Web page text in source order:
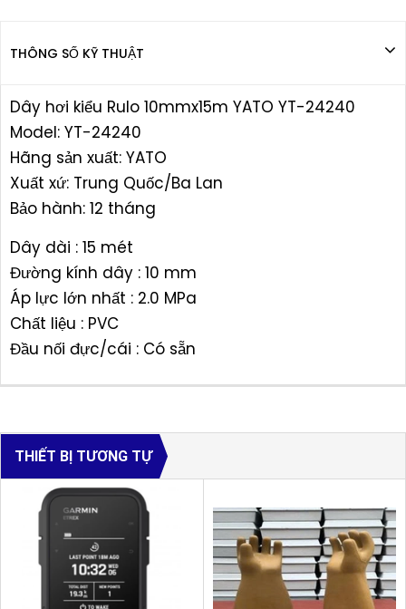
THÔNG SỐ KỸ THUẬT
Dây hơi kiểu Rulo 10mmx15m YATO YT-24240
Model: YT-24240
Hãng sản xuất: YATO
Xuất xứ: Trung Quốc/Ba Lan
Bảo hành: 12 tháng
Dây dài : 15 mét
Đường kính dây : 10 mm
Áp lực lớn nhất : 2.0 MPa
Chất liệu : PVC
Đầu nối đực/cái : Có sẵn
THIẾT BỊ TƯƠNG TỰ